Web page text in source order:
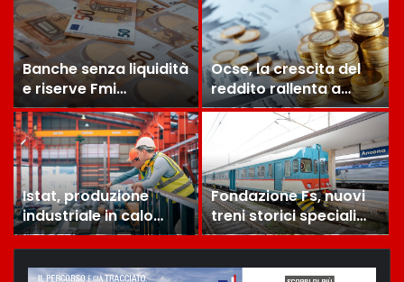
Banche senza liquidità
e riserve Fmi
inutilizzabili: la crisi
dell’economia russa
Ocse, la crescita del
reddito rallenta a
+0,2% nel primo
trimestre, in Italia
Istat, produzione
industriale in calo
dell’1% a giugno
Fondazione Fs, nuovi
treni storici speciali
tra Piemonte e
Lombardia